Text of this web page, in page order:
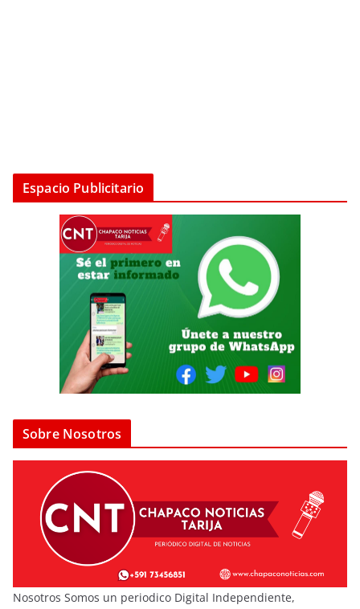
Espacio Publicitario
Sobre Nosotros
Nosotros Somos un periodico Digital Independiente,